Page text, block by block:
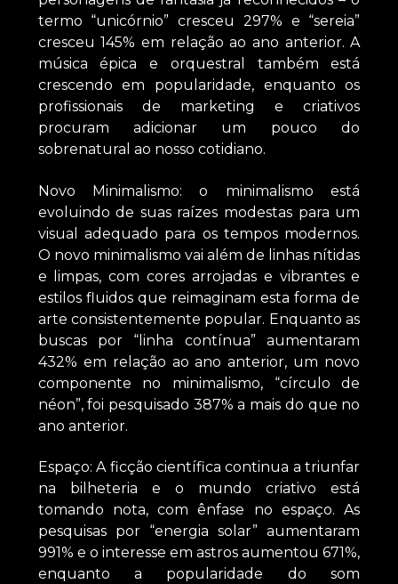
termo “unicórnio” cresceu 297% e “sereia”
cresceu 145% em relação ao ano anterior. A
música épica e orquestral também está
crescendo em popularidade, enquanto os
profissionais de marketing e criativos
procuram adicionar um pouco do
sobrenatural ao nosso cotidiano.
Novo Minimalismo: o minimalismo está
evoluindo de suas raízes modestas para um
visual adequado para os tempos modernos.
O novo minimalismo vai além de linhas nítidas
e limpas, com cores arrojadas e vibrantes e
estilos fluidos que reimaginam esta forma de
arte consistentemente popular. Enquanto as
buscas por “linha contínua” aumentaram
432% em relação ao ano anterior, um novo
componente no minimalismo, “círculo de
néon”, foi pesquisado 387% a mais do que no
ano anterior.
Espaço: A ficção científica continua a triunfar
na bilheteria e o mundo criativo está
tomando nota, com ênfase no espaço. As
pesquisas por “energia solar” aumentaram
991% e o interesse em astros aumentou 671%,
enquanto a popularidade do som